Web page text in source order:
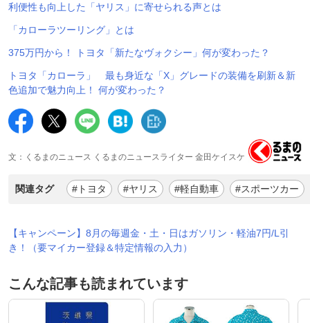
利便性も向上した「ヤリス」に寄せられる声とは
「カローラツーリング」とは
375万円から！ トヨタ「新たなヴォクシー」何が変わった？
トヨタ「カローラ」 最も身近な「X」グレードの装備を刷新＆新
色追加で魅力向上！ 何が変わった？
文：くるまのニュース くるまのニュースライター 金田ケイスケ
関連タグ #トヨタ #ヤリス #軽自動車 #スポーツカー
【キャンペーン】8月の毎週金・土・日はガソリン・軽油7円/L引
き！（要マイカー登録＆特定情報の入力）
こんな記事も読まれています